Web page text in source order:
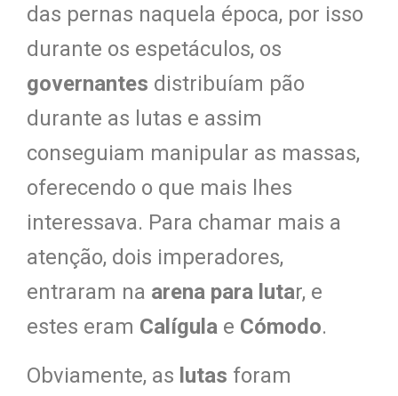
das pernas naquela época, por isso
durante os espetáculos, os
governantes distribuíam pão
durante as lutas e assim
conseguiam manipular as massas,
oferecendo o que mais lhes
interessava. Para chamar mais a
atenção, dois imperadores,
entraram na arena para lutar, e
estes eram Calígula e Cómodo.
Obviamente, as lutas foram